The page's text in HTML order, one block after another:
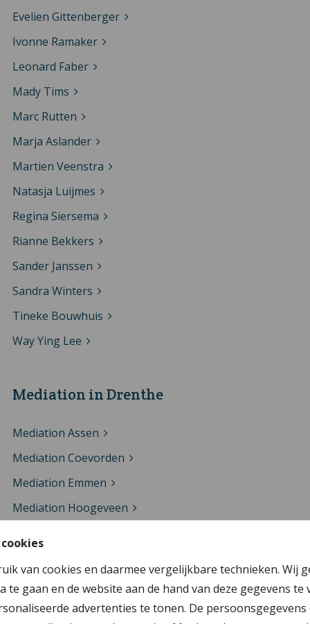
van cookies en daarmee vergelijkbare technieken. Wij
gaan en de website aan de hand van deze gegevens
advertenties te tonen. De
Evelien Gittenberger
Ivonne Ramaker
Leonard Faber
Mady Tims
Marc Rutten
Marja Aslander
Martien Veenstra
Natasja Luijmes
Regina Siersema
Rianne Bekkers
Sander Janssen
Sandra Winters
Tineke Bouwhuis
Way Ying Lee
Mediation in Drenthe
Mediation Assen
Mediation Coevorden
Mediation Emmen
Mediation Hoogeveen
Mediation Westerveld